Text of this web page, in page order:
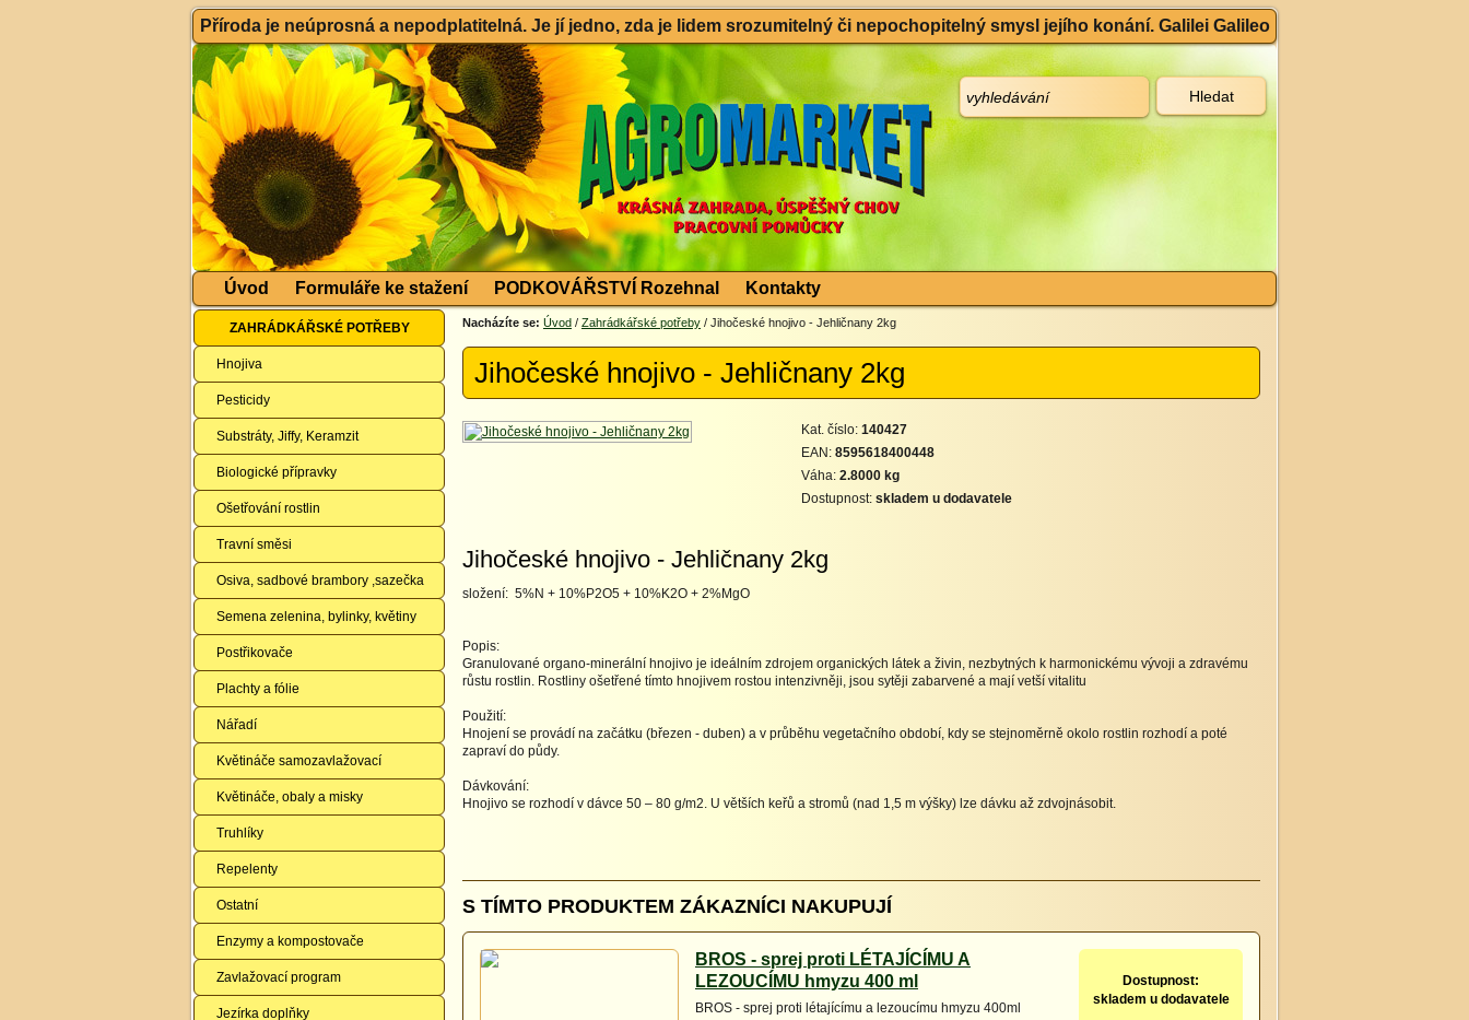
Příroda je neúprosná a nepodplatitelná. Je jí jedno, zda je lidem srozumitelný či nepochopitelný smysl jejího konání. Galilei Galileo
Úvod Formuláře ke stažení PODKOVÁŘSTVÍ Rozehnal Kontakty
ZAHRÁDKÁŘSKÉ POTŘEBY
Hnojiva
Pesticidy
Substráty, Jiffy, Keramzit
Biologické přípravky
Ošetřování rostlin
Travní směsi
Osiva, sadbové brambory ,sazečka
Semena zelenina, bylinky, květiny
Postřikovače
Plachty a fólie
Nářadí
Květináče samozavlažovací
Květináče, obaly a misky
Truhlíky
Repelenty
Ostatní
Enzymy a kompostovače
Zavlažovací program
Jezírka doplňky
Nacházíte se: Úvod / Zahrádkářské potřeby / Jihočeské hnojivo - Jehličnany 2kg
Jihočeské hnojivo - Jehličnany 2kg
Kat. číslo: 140427
EAN: 8595618400448
Váha: 2.8000 kg
Dostupnost: skladem u dodavatele
Jihočeské hnojivo - Jehličnany 2kg
složení: 5%N + 10%P2O5 + 10%K2O + 2%MgO
Popis:
Granulované organo-minerální hnojivo je ideálním zdrojem organických látek a živin, nezbytných k harmonickému vývoji a zdravému
růstu rostlin. Rostliny ošetřené tímto hnojivem rostou intenzivněji, jsou sytěji zabarvené a mají vetší vitalitu
Použití:
Hnojení se provádí na začátku (březen - duben) a v průběhu vegetačního období, kdy se stejnoměrně okolo rostlin rozhodí a poté
zapraví do půdy.
Dávkování:
Hnojivo se rozhodí v dávce 50 – 80 g/m2. U větších keřů a stromů (nad 1,5 m výšky) lze dávku až zdvojnásobit.
S TÍMTO PRODUKTEM ZÁKAZNÍCI NAKUPUJÍ
BROS - sprej proti LÉTAJÍCÍMU A
LEZOUCÍMU hmyzu 400 ml
BROS - sprej proti létajícímu a lezoucímu hmyzu 400ml
Dostupnost:
skladem u dodavatele